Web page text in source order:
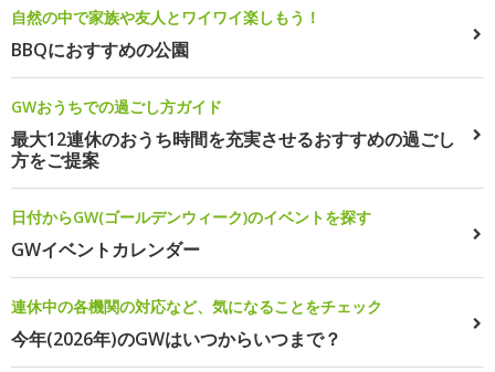
自然の中で家族や友人とワイワイ楽しもう！
BBQにおすすめの公園
GWおうちでの過ごし方ガイド
最大12連休のおうち時間を充実させるおすすめの過ごし
方をご提案
日付からGW(ゴールデンウィーク)のイベントを探す
GWイベントカレンダー
連休中の各機関の対応など、気になることをチェック
今年(2026年)のGWはいつからいつまで？